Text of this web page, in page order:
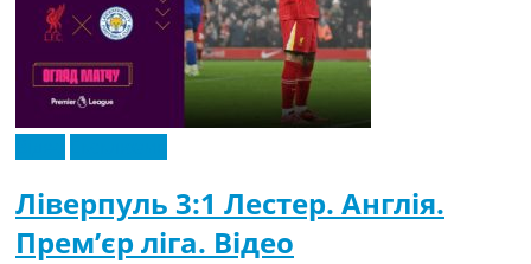
Ліверпуль 3:1 Лестер. Англія.
Прем’єр ліга. Відео